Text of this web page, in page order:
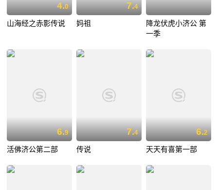
4.0
山海经之赤影传说
7.4
妈祖
降龙伏虎小济公 第
一季
6.9
活佛济公第二部
7.4
传说
6.2
天天有喜第一部